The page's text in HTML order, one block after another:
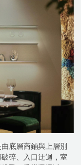
底層商鋪與上層別
碎、入口迂迴，室